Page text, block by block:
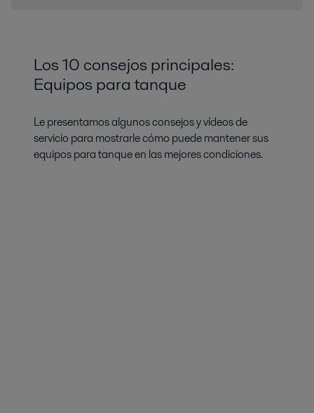
Los 10 consejos principales:
Equipos para tanque
Le presentamos algunos consejos y vídeos de
servicio para mostrarle cómo puede mantener sus
equipos para tanque en las mejores condiciones.